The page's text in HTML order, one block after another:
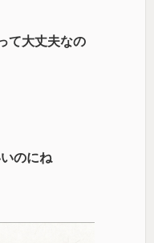
大丈夫なの
のにね